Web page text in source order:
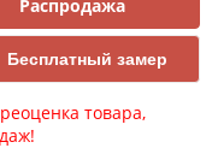
Распродажа
Бесплатный замер
товара,